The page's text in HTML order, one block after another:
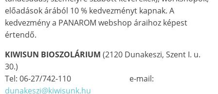
előadások árából 10 % kedvezményt kapnak. A
kedvezmény a PANAROM webshop áraihoz képest
értendő.
KIWISUN BIOSZOLÁRIUM (2120 Dunakeszi, Szent I. u.
30.)
Tel: 06-27/742-110 e-mail:
dunakeszi@kiwisunk.hu